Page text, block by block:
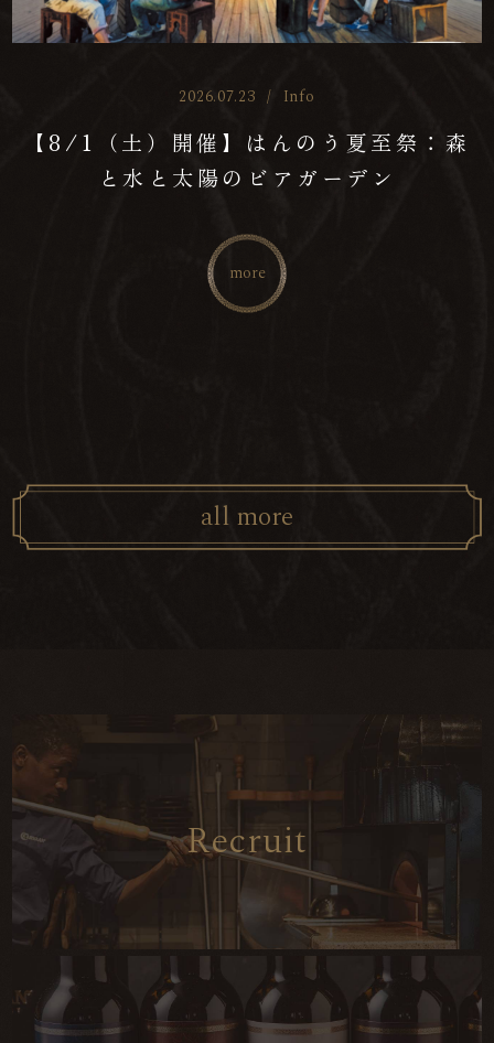
2026.07.23 / Info
【8/1（土）開催】はんのう夏至祭：森
と水と太陽のビアガーデン
more
allmore
Recruit